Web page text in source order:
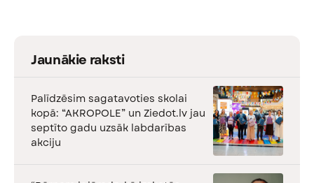
Jaunākie raksti
Palīdzēsim sagatavoties skolai
kopā: “AKROPOLE” un Ziedot.lv jau
septīto gadu uzsāk labdarības
akciju